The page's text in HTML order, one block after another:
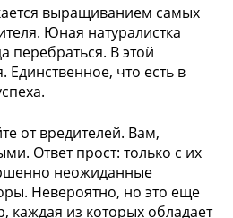
выращиванием самых
Юная натуралистка
перебраться. В этой
Единственное, что есть в
от вредителей. Вам,
Ответ прост: только с их
неожиданные
Невероятно, но это еще
каждая из которых обладает